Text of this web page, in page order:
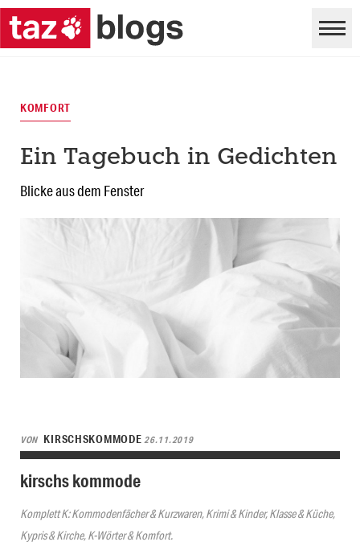
KOMFORT
Ein Tagebuch in Gedichten
Blicke aus dem Fenster
VON KIRSCHSKOMMODE26.11.2019
kirschs kommode
Komplett K: Kommodenfächer & Kurzwaren, Krimi & Kinder, Klasse & Küche,
Kypris & Kirche, K-Wörter & Komfort.